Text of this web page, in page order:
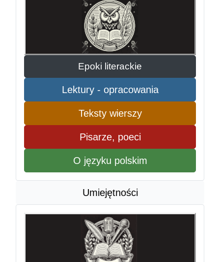
Epoki literackie
Lektury - opracowania
Teksty wierszy
Pisarze, poeci
O języku polskim
Umiejętności